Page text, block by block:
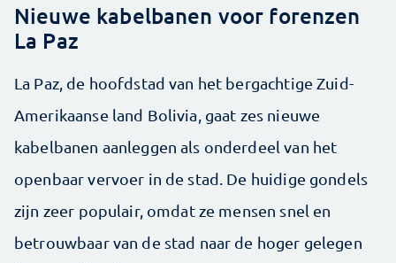
Nieuwe kabelbanen voor forenzen
La Paz
La Paz, de hoofdstad van het bergachtige Zuid-
Amerikaanse land Bolivia, gaat zes nieuwe
kabelbanen aanleggen als onderdeel van het
openbaar vervoer in de stad. De huidige gondels
zijn zeer populair, omdat ze mensen snel en
betrouwbaar van de stad naar de hoger gelegen